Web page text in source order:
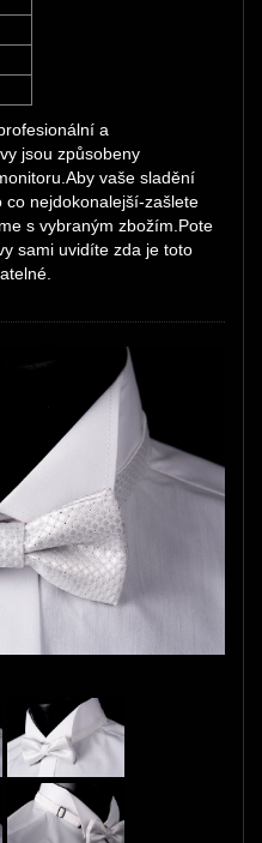
a
jsou způsobeny
vaše sladění
co nejdokonalejší-zašlete
s vybraným zbožím.Pote
sami uvidíte zda je toto